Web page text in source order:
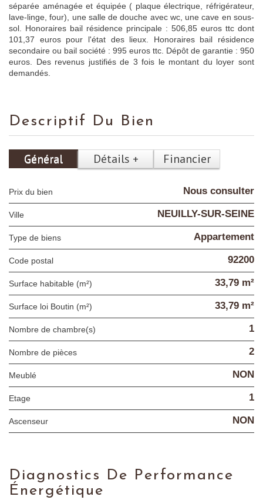
séparée aménagée et équipée ( plaque électrique, réfrigérateur,
lave-linge, four), une salle de douche avec wc, une cave en sous-
sol. Honoraires bail résidence principale : 506,85 euros ttc dont
101,37 euros pour l'état des lieux. Honoraires bail résidence
secondaire ou bail société : 995 euros ttc. Dépôt de garantie : 950
euros. Des revenus justifiés de 3 fois le montant du loyer sont
demandés.
Descriptif Du Bien
Général Détails + Financier
Prix du bien Nous consulter
Ville NEUILLY-SUR-SEINE
Type de biens Appartement
Code postal 92200
Surface habitable (m²) 33,79 m²
Surface loi Boutin (m²) 33,79 m²
Nombre de chambre(s) 1
Nombre de pièces 2
Meublé NON
Etage 1
Ascenseur NON
Diagnostics De Performance
Énergétique